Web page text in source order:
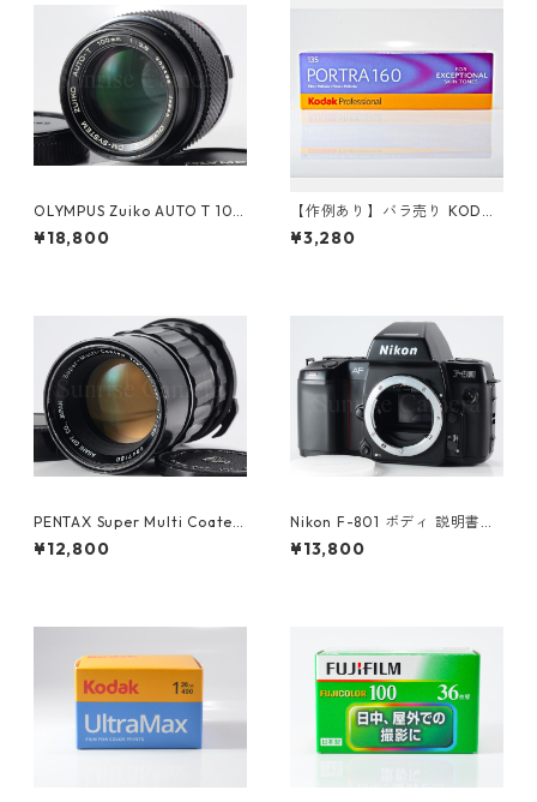
OLYMPUS Zuiko AUTO T 100
mm F2.8 整備済 オリンパス
（60909）
¥18,800
【作例あり】バラ売り KODAK
PORTRA 160 カラーネガ35m
mフィルム 36枚撮り コダック
¥3,280
PENTAX Super Multi Coated
TAKUMAR 6×7 200mm F4
ペンタックス (61363)
¥12,800
Nikon F-801 ボディ 説明書付
ニコン（61270）
¥13,800